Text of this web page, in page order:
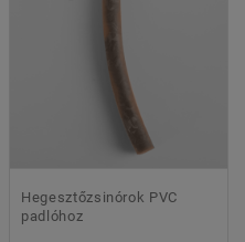
Hegesztőzsinórok PVC
padlóhoz